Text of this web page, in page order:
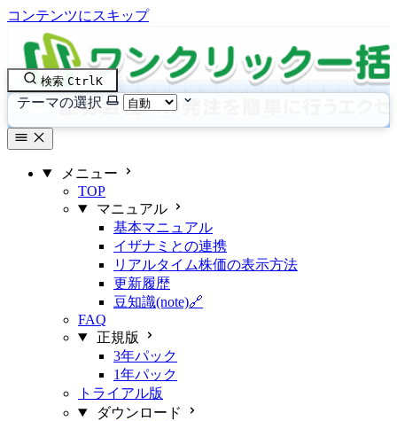
コンテンツにスキップ
検索 CtrlK
テーマの選択
メニュー
TOP
マニュアル
基本マニュアル
イザナミとの連携
リアルタイム株価の表示方法
更新履歴
豆知識(note)🔗
FAQ
正規版
3年パック
1年パック
トライアル版
ダウンロード